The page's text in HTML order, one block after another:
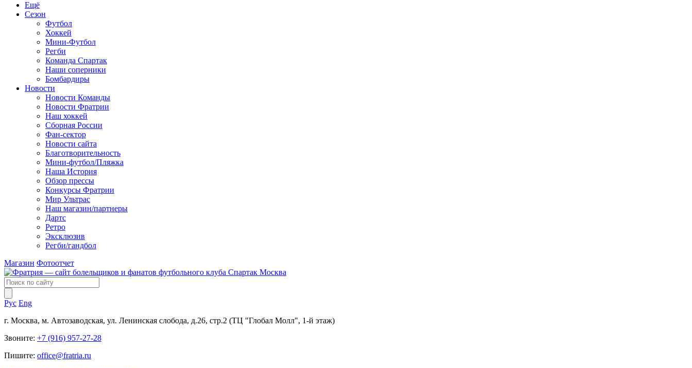
Ещё
Сезон
Футбол
Хоккей
Мини-Футбол
Регби
Команда Спартак
Наши соперники
Бомбардиры
Новости
Новости Команды
Новости Фратрии
Наш хоккей
Сборная России
Фан-cектор
Новости сайта
Благотворительность
Мини-футбол/Пляжка
Наша История
Обзор прессы
Конкурсы Фратрии
Мир Ультрас
Наш магазин/партнеры
Дартс
Ретро
Эксклюзив
Регби/гандбол
Магазин Фотоотчет
Рус Eng
г. Москва, м. Автозаводская, ул. Ленинская слобода, д.26, стр.2 (ТЦ "Глобал Молл", 1-й этаж)
Звоните: +7 (916) 957-27-28
Пишите: office@fratria.ru